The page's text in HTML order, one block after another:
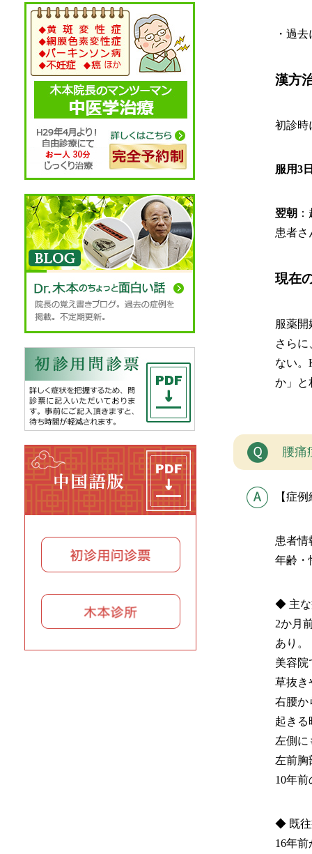
・過去
漢方
初診時
服用3
翌朝
患者さ
現在
服薬
さら
ない。
か」と
腰痛
【症
患者情
年齢・
◆ 主な
2か月
あり。
美容院
草抜き
右腰か
起きる
左側に
左前胸
10年
◆ 既往
16年